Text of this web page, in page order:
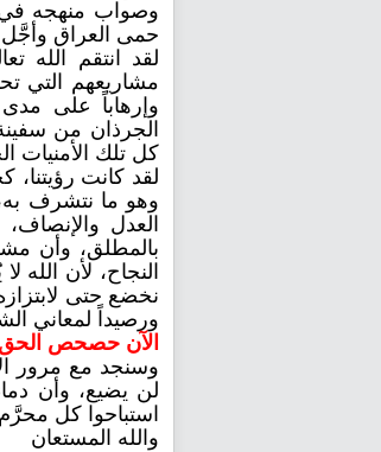
وصواب منهجه في
حمى العراق وأجَّل
لقد انتقم الله
مشاريعهم التي
وإرهاباً على
الجرذان من
كل تلك الأمنيات
لقد كانت رؤيتنا،
وهو ما نتشرف
العدل
بالمطلق، وأن
النجاح، لأن
نخضع حتى
ورصيداً لمعاني
الآن حصحص الحق
وسنجد مع مرور
لن يضيع، وأن
استباحوا كل
والله المستعان